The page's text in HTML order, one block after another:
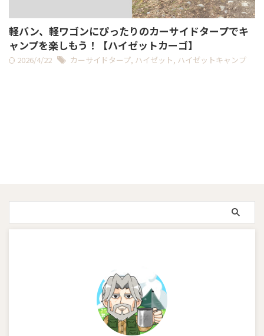
軽バン、軽ワゴンにぴったりのカーサイドタープでキ
ャンプを楽しもう！【ハイゼットカーゴ】
2026/4/22 カーサイドタープ, ハイゼット, ハイゼットキャンプ